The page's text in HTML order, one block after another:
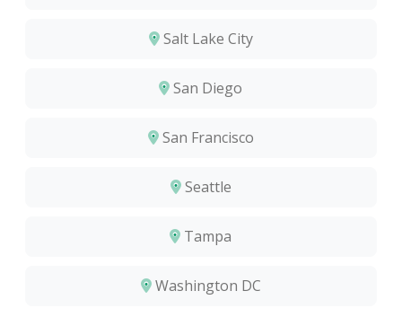
Salt Lake City
San Diego
San Francisco
Seattle
Tampa
Washington DC